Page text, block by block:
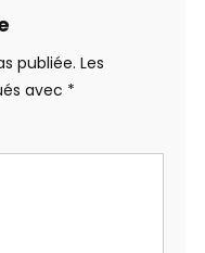
publiée. Les
avec *